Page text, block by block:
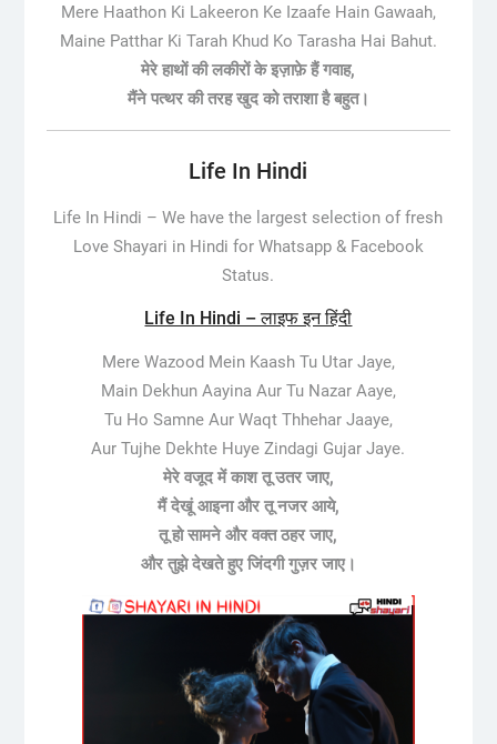
Mere Haathon Ki Lakeeron Ke Izaafe Hain Gawaah,
Maine Patthar Ki Tarah Khud Ko Tarasha Hai Bahut.
मेरे हाथों की लकीरों के इज़ाफ़े हैं गवाह,
मैंने पत्थर की तरह खुद को तराशा है बहुत।
Life In Hindi
Life In Hindi –We have the largest selection of fresh
Love Shayari in Hindi for Whatsapp & Facebook
Status.
Life In Hindi – लाइफ इन हिंदी
Mere Wazood Mein Kaash Tu Utar Jaye,
Main Dekhun Aayina Aur Tu Nazar Aaye,
Tu Ho Samne Aur Waqt Thhehar Jaaye,
Aur Tujhe Dekhte Huye Zindagi Gujar Jaye.
मेरे वजूद में काश तू उतर जाए,
मैं देखूं आइना और तू नजर आये,
तू हो सामने और वक्त ठहर जाए,
और तुझे देखते हुए जिंदगी गुज़र जाए।